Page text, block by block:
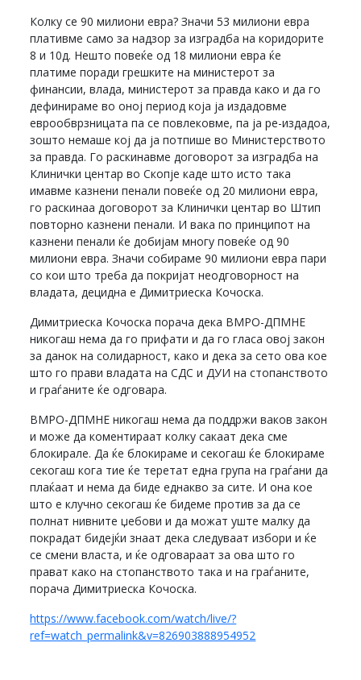
Колку се 90 милиони евра? Значи 53 милиони евра
плативме само за надзор за изградба на коридорите
8 и 10д. Нешто повеќе од 18 милиони евра ќе
платиме поради грешките на министерот за
финансии, влада, министерот за правда како и да го
дефинираме во оној период која ја издадовме
еврообврзницата па се повлековме, па ја ре-издадоа,
зошто немаше кој да ја потпише во Министерството
за правда. Го раскинавме договорот за изградба на
Клинички центар во Скопје каде што исто така
имавме казнени пенали повеќе од 20 милиони евра,
го раскинаа договорот за Клинички центар во Штип
повторно казнени пенали. И вака по принципот на
казнени пенали ќе добијам многу повеќе од 90
милиони евра. Значи собираме 90 милиони евра пари
со кои што треба да покријат неодговорност на
владата, децидна е Димитриеска Кочоска.
Димитриеска Кочоска порача дека ВМРО-ДПМНЕ
никогаш нема да го прифати и да го гласа овој закон
за данок на солидарност, како и дека за сето ова кое
што го прави владата на СДС и ДУИ на стопанството
и граѓаните ќе одговара.
ВМРО-ДПМНЕ никогаш нема да поддржи ваков закон
и може да коментираат колку сакаат дека сме
блокирале. Да ќе блокираме и секогаш ќе блокираме
секогаш кога тие ќе теретат една група на граѓани да
плаќаат и нема да биде еднакво за сите. И она кое
што е клучно секогаш ќе бидеме против за да се
полнат нивните џебови и да можат уште малку да
покрадат бидејќи знаат дека следуваат избори и ќе
се смени власта, и ќе одговараат за ова што го
прават како на стопанството така и на граѓаните,
порача Димитриеска Кочоска.
https://www.facebook.com/watch/live/?
ref=watch_permalink&v=826903888954952